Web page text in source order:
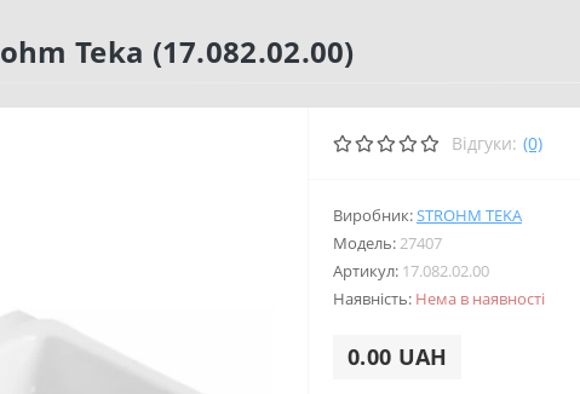
Teka (17.082.02.00)
Відгуки: (0)
Виробник:STROHM TEKA
Модель:27407
Артикул: 17.082.02.00
Наявність: Нема в наявності
0.00 UAH